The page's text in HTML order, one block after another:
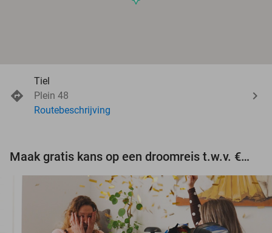
Tiel
Plein 48
Routebeschrijving
Maak gratis kans op een droomreis t.w.v. €3.000!